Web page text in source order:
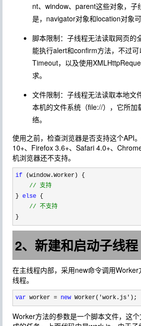
nt、window、parent这些对象，子
是，navigator对象和location对象可
脚本限制：子线程无法读取网页的
能执行alert和confirm方法，不过
Timeout，以及使用
求。
文件限制：子线程无法读取本地文
本机的文件系统（file://），它所加
络。
使用之前，检查浏览器是否支持这个API
10+、Firefox 3.6+、Safari 4.0+、
机浏览器还不支持。
if (window.Worker) {
// 支持
} else {
// 不支持
}
2、新建和启动子线程
在主线程内部，采用new命令调用
线程。
var worker = new Worker('work.js');
Worker方法的参数是一个脚本文件，这